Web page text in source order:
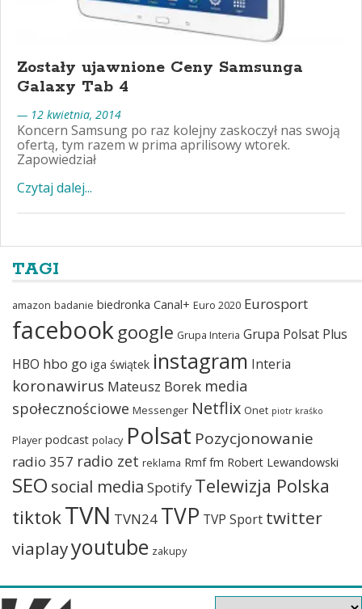
Zostały ujawnione Ceny Samsunga
Galaxy Tab 4
— 12 kwietnia, 2014
Koncern Samsung po raz kolejny zaskoczył nas swoją
ofertą, tym razem w prima aprilisowy wtorek.
Zapowiedział
Czytaj dalej...
TAGI
amazon badanie biedronka Canal+ Euro 2020 Eurosport
facebook google Grupa Interia Grupa Polsat Plus
HBO hbo go iga świątek instagram Interia
koronawirus Mateusz Borek media
społecznościowe Messenger Netflix Onet piotr kraśko
Player podcast polacy Polsat Pozycjonowanie
radio 357 radio zet reklama Rmf fm Robert Lewandowski
SEO social media Spotify Telewizja Polska
tiktokTVN TVN24 TVP TVP Sport twitter
viaplayyoutube zakupy